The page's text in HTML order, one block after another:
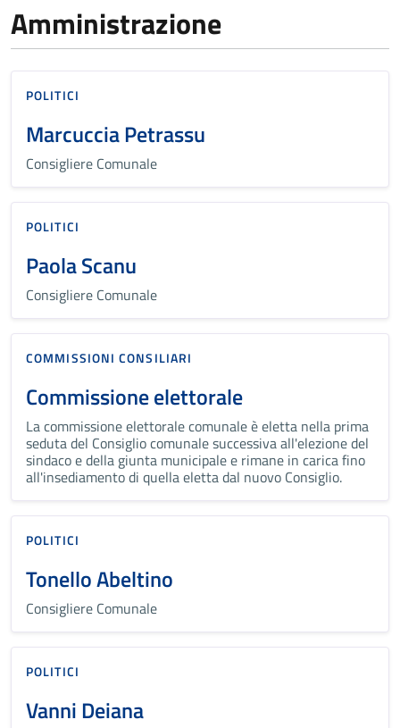
Amministrazione
POLITICI
Marcuccia Petrassu
Consigliere Comunale
POLITICI
Paola Scanu
Consigliere Comunale
COMMISSIONI CONSILIARI
Commissione elettorale
La commissione elettorale comunale è eletta nella prima
seduta del Consiglio comunale successiva all'elezione del
sindaco e della giunta municipale e rimane in carica fino
all'insediamento di quella eletta dal nuovo Consiglio.
POLITICI
Tonello Abeltino
Consigliere Comunale
POLITICI
Vanni Deiana